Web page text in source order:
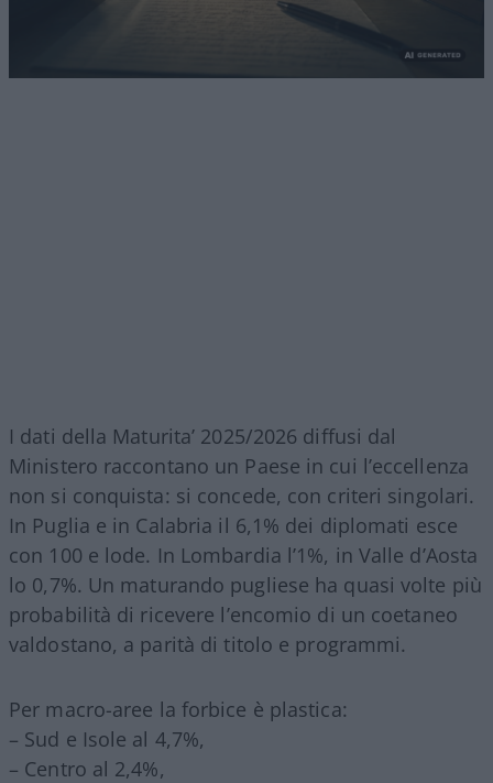
I dati della Maturita’ 2025/2026 diffusi dal
Ministero raccontano un Paese in cui l’eccellenza
non si conquista: si concede, con criteri singolari.
In Puglia e in Calabria il 6,1% dei diplomati esce
con 100 e lode. In Lombardia l’1%, in Valle d’Aosta
lo 0,7%. Un maturando pugliese ha quasi volte più
probabilità di ricevere l’encomio di un coetaneo
valdostano, a parità di titolo e programmi.
Per macro-aree la forbice è plastica:
– Sud e Isole al 4,7%,
– Centro al 2,4%,